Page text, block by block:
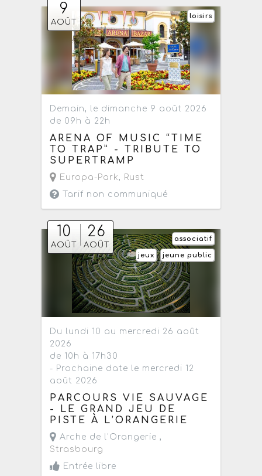
9
AOÛT
loisirs
Demain, le dimanche 9 août 2026
de 09h à 22h
ARENA OF MUSIC “TIME
TO TRAP” - TRIBUTE TO
SUPERTRAMP
Europa-Park, Rust
Tarif non communiqué
10
AOÛT
26
AOÛT
associatif
jeune public
jeux
Du lundi 10 au mercredi 26 août
2026
de 10h à 17h30
- Prochaine date le mercredi 12
août 2026
PARCOURS VIE SAUVAGE
- LE GRAND JEU DE
PISTE À L’ORANGERIE
Arche de l'Orangerie ,
Strasbourg
Entrée libre